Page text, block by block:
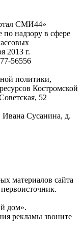
СМИ44»
по надзору в сфере
2013 г.
56556
политики,
Костромской
52
Ивана Сусанина, д.
материалов сайта
дом».
рекламы звоните